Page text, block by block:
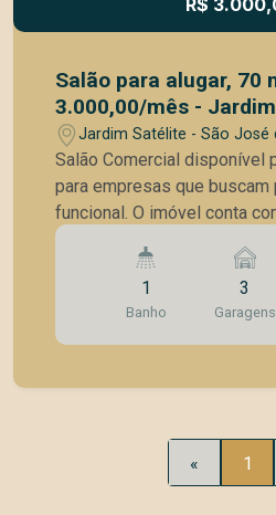
R$
Salão para alugar, 70
3.000,00/mês -
Jardim Satélite - São José
Salão Comercial disponível
para empresas que
funcional. O imóvel conta
01 banheiro, além de um
pode ser utilizado como
Possui 02 portas de correr
maior segurança, e 03
demarcadas, oferecendo
Comercial já aprovado.
para quem procura um
1
Banho
3
Garagens
« 1